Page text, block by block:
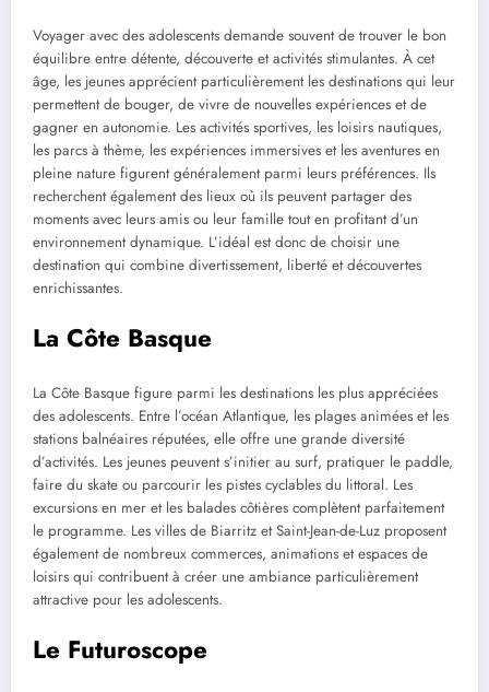
Voyager avec des adolescents demande souvent de trouver le bon
équilibre entre détente, découverte et activités stimulantes. À cet
âge, les jeunes apprécient particulièrement les destinations qui leur
permettent de bouger, de vivre de nouvelles expériences et de
gagner en autonomie. Les activités sportives, les loisirs nautiques,
les parcs à thème, les expériences immersives et les aventures en
pleine nature figurent généralement parmi leurs préférences. Ils
recherchent également des lieux où ils peuvent partager des
moments avec leurs amis ou leur famille tout en profitant d’un
environnement dynamique. L’idéal est donc de choisir une
destination qui combine divertissement, liberté et découvertes
enrichissantes.
La Côte Basque
La Côte Basque figure parmi les destinations les plus appréciées
des adolescents. Entre l’océan Atlantique, les plages animées et les
stations balnéaires réputées, elle offre une grande diversité
d’activités. Les jeunes peuvent s’initier au surf, pratiquer le paddle,
faire du skate ou parcourir les pistes cyclables du littoral. Les
excursions en mer et les balades côtières complètent parfaitement
le programme. Les villes de Biarritz et Saint-Jean-de-Luz proposent
également de nombreux commerces, animations et espaces de
loisirs qui contribuent à créer une ambiance particulièrement
attractive pour les adolescents.
Le Futuroscope